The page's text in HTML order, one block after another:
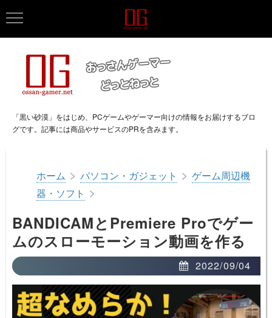
「黒い砂漠」をはじめ、PCゲームやゲーマー向けの情報をお届けするブロ
グです。記事には商品やサービスのPRを含みます。
ホーム > パソコン・ガジェット > ゲーム周辺機
器・ソフト >
BANDICAMとPremiere Proでゲー
ムのスローモーション動画を作る
2022/09/04